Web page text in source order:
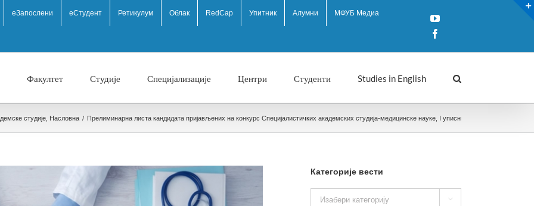
eЗапослени еСтудент Ретикулум Облак RedCap Упитник Алумни МФУБ Медиа
YouTube
Факултет Студије Специјализације Центри Студенти Studies in English
студије Насловна / Прелиминарна листа кандидата пријављених на конкурс Специјалистичких академских студија-медицинске науке, I уписни рок, шк 2024/25.
Категорије вести
вести
